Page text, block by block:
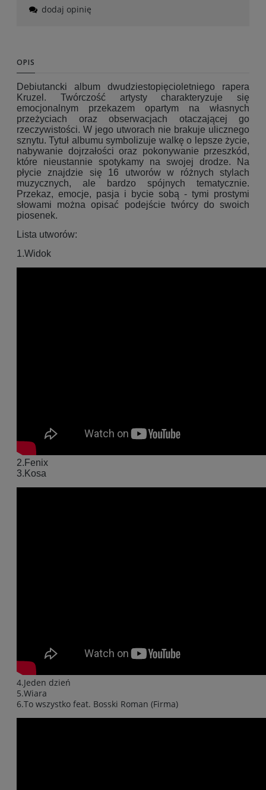
dodaj opinię
OPIS
Debiutancki album dwudziestopięcioletniego rapera
Kruzel. Twórczość artysty charakteryzuje się
emocjonalnym przekazem opartym na własnych
przeżyciach oraz obserwacjach otaczającej go
rzeczywistości. W jego utworach nie brakuje ulicznego
sznytu. Tytuł albumu symbolizuje walkę o lepsze życie,
nabywanie dojrzałości oraz pokonywanie przeszkód,
które nieustannie spotykamy na swojej drodze. Na
płycie znajdzie się 16 utworów w różnych stylach
muzycznych, ale bardzo spójnych tematycznie.
Przekaz, emocje, pasja i bycie sobą - tymi prostymi
słowami można opisać podejście twórcy do swoich
piosenek.
Lista utworów:
1.Widok
2.Fenix
3.Kosa
4.Jeden dzień
5.Wiara
6.To wszystko feat. Bosski Roman (Firma)